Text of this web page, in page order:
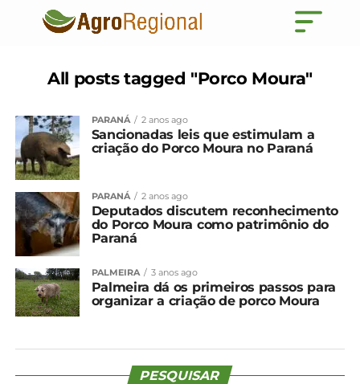
All posts tagged "Porco Moura"
PARANÁ 2 anos ago
Sancionadas leis que estimulam a
criação do Porco Moura no Paraná
PARANÁ 2 anos ago
Deputados discutem reconhecimento
do Porco Moura como patrimônio do
Paraná
PALMEIRA 3 anos ago
Palmeira dá os primeiros passos para
organizar a criação de porco Moura
PESQUISAR